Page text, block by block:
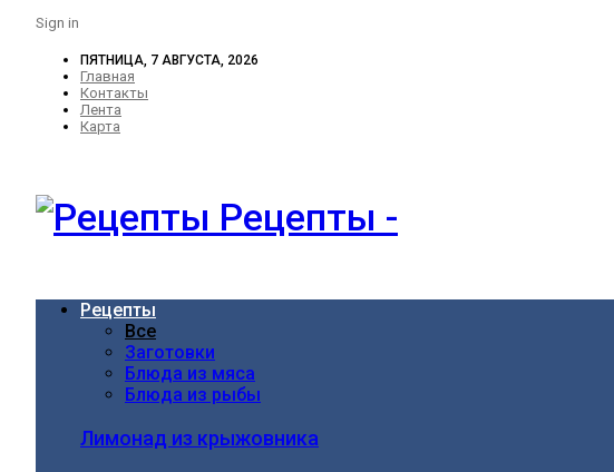
Sign in
ПЯТНИЦА, 7 АВГУСТА, 2026
Главная
Контакты
Лента
Карта
Рецепты -
Рецепты
Все
Заготовки
Блюда из мяса
Блюда из рыбы
Лимонад из крыжовника